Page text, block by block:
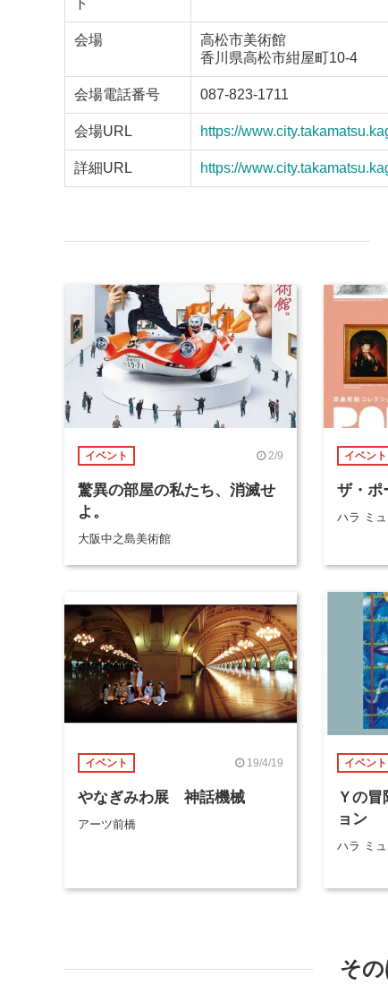
ト
会場
高松市美術館
香川県高松市紺屋町10-4
会場電話番号 087-823-1711
会場URL https://
詳細URL https://
イベント 2/9
驚異の部屋の私たち、消滅せ
よ。
大阪中之島美術館
イベント
ザ・ポ
ハラ ミ
イベント 19/4/19
やなぎみわ展 神話機械
アーツ前橋
イベント
Ｙの
ョン
ハラ ミ
そ